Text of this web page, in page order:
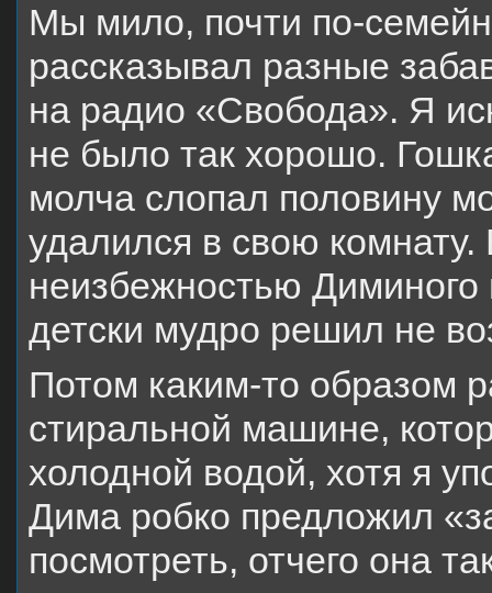
Мы мило, почти по-
рассказывал разные
на радио «Свобода». Я
не было так хорошо.
молча слопал половину
удалился в свою
неизбежностью
детски мудро решил не
Потом каким-то образом
стиральной машине,
холодной водой, хотя я
Дима робко предложил
посмотреть, отчего она